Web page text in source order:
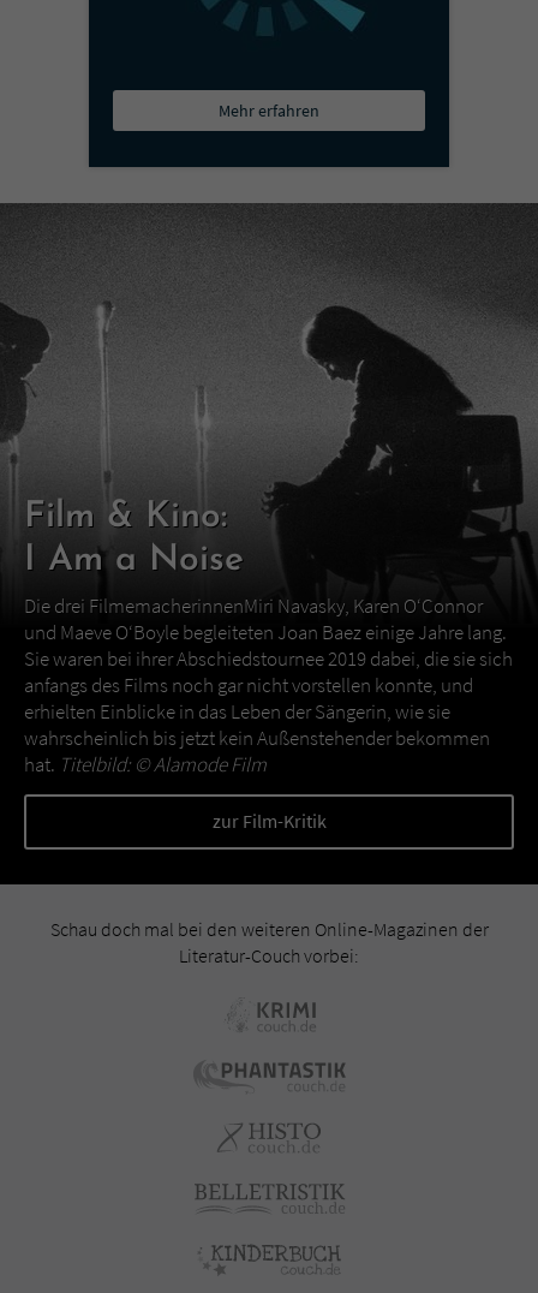
Mehr erfahren
Film & Kino:
I Am a Noise
Die drei FilmemacherinnenMiri Navasky, Karen O‘Connor
und Maeve O‘Boyle begleiteten Joan Baez einige Jahre lang.
Sie waren bei ihrer Abschiedstournee 2019 dabei, die sie sich
anfangs des Films noch gar nicht vorstellen konnte, und
erhielten Einblicke in das Leben der Sängerin, wie sie
wahrscheinlich bis jetzt kein Außenstehender bekommen
hat. Titelbild: ©Alamode Film
zur Film-Kritik
Schau doch mal bei den weiteren Online-Magazinen der
Literatur-Couch vorbei: